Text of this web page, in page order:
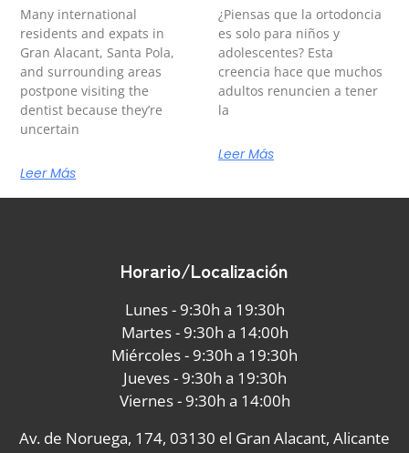
Many international
residents and expats in
Gran Alacant, Santa Pola,
and surrounding areas
postpone visiting the
dentist because they’re
uncertain
Leer Más
¿Piensas que la ortodoncia
es solo para niños y
adolescentes? Esta
creencia hace que muchos
adultos renuncien a tener
la
Leer Más
Horario/Localización
Lunes - 9:30h a 19:30h
Martes - 9:30h a 14:00h
Miércoles - 9:30h a 19:30h
Jueves - 9:30h a 19:30h
Viernes - 9:30h a 14:00h
Av. de Noruega, 174, 03130 el Gran Alacant, Alicante